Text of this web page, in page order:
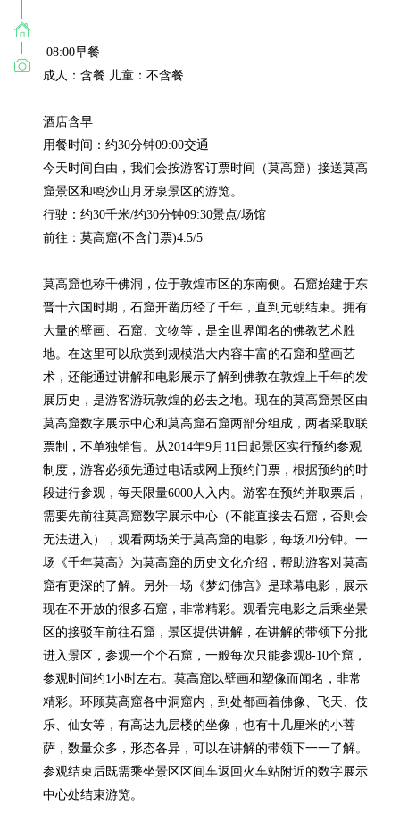
08:00早餐
成人：含餐 儿童：不含餐
酒店含早
用餐时间：约30分钟09:00交通
今天时间自由，我们会按游客订票时间（莫高窟）接送莫高
窟景区和鸣沙山月牙泉景区的游览。
行驶：约30千米/约30分钟09:30景点/场馆
前往：莫高窟(不含门票)4.5/5
莫高窟也称千佛洞，位于敦煌市区的东南侧。石窟始建于东
晋十六国时期，石窟开凿历经了千年，直到元朝结束。拥有
大量的壁画、石窟、文物等，是全世界闻名的佛教艺术胜
地。在这里可以欣赏到规模浩大内容丰富的石窟和壁画艺
术，还能通过讲解和电影展示了解到佛教在敦煌上千年的发
展历史，是游客游玩敦煌的必去之地。现在的莫高窟景区由
莫高窟数字展示中心和莫高窟石窟两部分组成，两者采取联
票制，不单独销售。从2014年9月11日起景区实行预约参观
制度，游客必须先通过电话或网上预约门票，根据预约的时
段进行参观，每天限量6000人入内。游客在预约并取票后，
需要先前往莫高窟数字展示中心（不能直接去石窟，否则会
无法进入），观看两场关于莫高窟的电影，每场20分钟。一
场《千年莫高》为莫高窟的历史文化介绍，帮助游客对莫高
窟有更深的了解。另外一场《梦幻佛宫》是球幕电影，展示
现在不开放的很多石窟，非常精彩。观看完电影之后乘坐景
区的接驳车前往石窟，景区提供讲解，在讲解的带领下分批
进入景区，参观一个个石窟，一般每次只能参观8-10个窟，
参观时间约1小时左右。莫高窟以壁画和塑像而闻名，非常
精彩。环顾莫高窟各中洞窟内，到处都画着佛像、飞天、伎
乐、仙女等，有高达九层楼的坐像，也有十几厘米的小菩
萨，数量众多，形态各异，可以在讲解的带领下一一了解。
参观结束后既需乘坐景区区间车返回火车站附近的数字展示
中心处结束游览。